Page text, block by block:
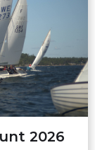
2026